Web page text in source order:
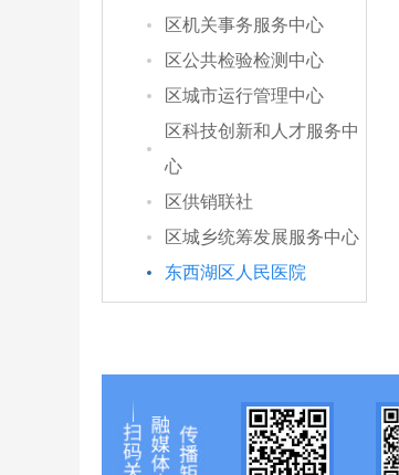
区机关事务服务中心
区公共检验检测中心
区城市运行管理中心
区科技创新和人才服务中
心
区供销联社
区城乡统筹发展服务中心
东西湖区人民医院